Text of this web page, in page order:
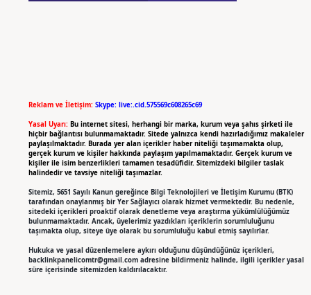
Reklam ve İletişim: Skype: live:.cid.575569c608265c69
Yasal Uyarı: Bu internet sitesi, herhangi bir marka, kurum veya şahıs şirketi ile
hiçbir bağlantısı bulunmamaktadır. Sitede yalnızca kendi hazırladığımız makaleler
paylaşılmaktadır. Burada yer alan içerikler haber niteliği taşımamakta olup,
gerçek kurum ve kişiler hakkında paylaşım yapılmamaktadır. Gerçek kurum ve
kişiler ile isim benzerlikleri tamamen tesadüfidir. Sitemizdeki bilgiler taslak
halindedir ve tavsiye niteliği taşımazlar.
Sitemiz, 5651 Sayılı Kanun gereğince Bilgi Teknolojileri ve İletişim Kurumu (BTK)
tarafından onaylanmış bir Yer Sağlayıcı olarak hizmet vermektedir. Bu nedenle,
sitedeki içerikleri proaktif olarak denetleme veya araştırma yükümlülüğümüz
bulunmamaktadır. Ancak, üyelerimiz yazdıkları içeriklerin sorumluluğunu
taşımakta olup, siteye üye olarak bu sorumluluğu kabul etmiş sayılırlar.
Hukuka ve yasal düzenlemelere aykırı olduğunu düşündüğünüz içerikleri,
backlinkpanelicomtr@gmail.comadresine bildirmeniz halinde, ilgili içerikler yasal
süre içerisinde sitemizden kaldırılacaktır.